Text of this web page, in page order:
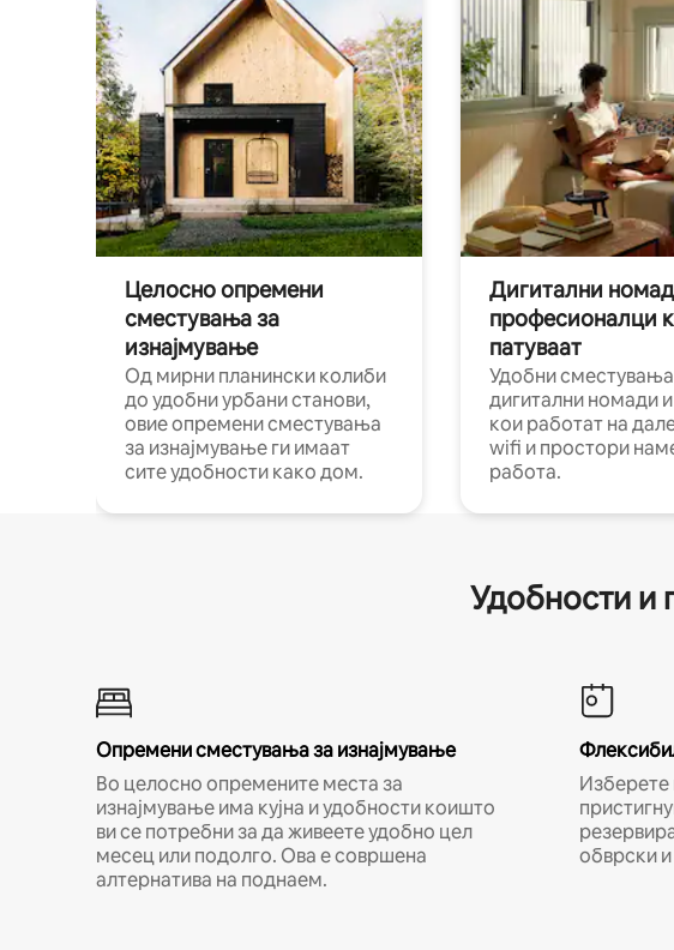
Целосно опремени
сместувања за
изнајмување
Од мирни планински колиби
до удобни урбани станови,
овие опремени сместувања
за изнајмување ги имаат
сите удобности како дом.
Дигитални
професионалци
патуваат
Удобни
дигитални номади
кои работат на
wifi и простори
работа.
Удобности и
Опремени сместувања за изнајмување
Во целосно опремените места за
изнајмување има кујна и удобности коишто
ви се потребни за да живеете удобно цел
месец или подолго. Ова е совршена
алтернатива на поднаем.
Изберете
обврски